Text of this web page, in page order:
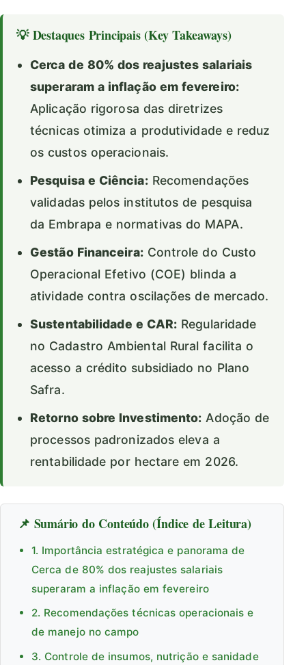
💡 Destaques Principais (Key Takeaways)
Cerca de 80% dos reajustes salariais
superaram a inflação em fevereiro:
Aplicação rigorosa das diretrizes
técnicas otimiza a produtividade e reduz
os custos operacionais.
Pesquisa e Ciência:Recomendações
validadas pelos institutos de pesquisa
da Embrapa e normativas do MAPA.
Gestão Financeira:Controle do Custo
Operacional Efetivo (COE) blinda a
atividade contra oscilações de mercado.
Sustentabilidade e CAR: Regularidade
no Cadastro Ambiental Rural facilita o
acesso a crédito subsidiado no Plano
Safra.
Retorno sobre Investimento: Adoção de
processos padronizados eleva a
rentabilidade por hectare em 2026.
📌 Sumário do Conteúdo (Índice de Leitura)
1. Importância estratégica e panorama de
Cerca de 80% dos reajustes salariais
superaram a inflação em fevereiro
2. Recomendações técnicas operacionais e
de manejo no campo
3. Controle de insumos, nutrição e sanidade